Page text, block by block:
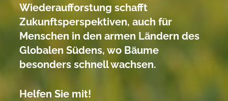
Wiederaufforstung schafft
Zukunftsperspektiven, auch für
Menschen in den armen Ländern des
Globalen Südens, wo Bäume
besonders schnell wachsen.
Helfen Sie mit!